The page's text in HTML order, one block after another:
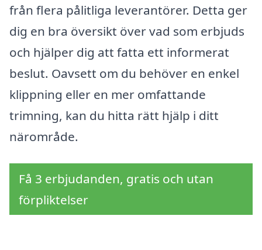
från flera pålitliga leverantörer. Detta ger
dig en bra översikt över vad som erbjuds
och hjälper dig att fatta ett informerat
beslut. Oavsett om du behöver en enkel
klippning eller en mer omfattande
trimning, kan du hitta rätt hjälp i ditt
närområde.
Få 3 erbjudanden, gratis och utan
förpliktelser